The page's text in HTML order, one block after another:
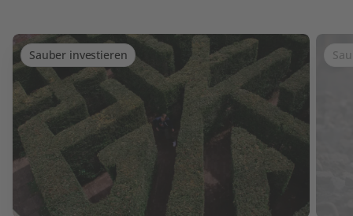
Sauber investieren